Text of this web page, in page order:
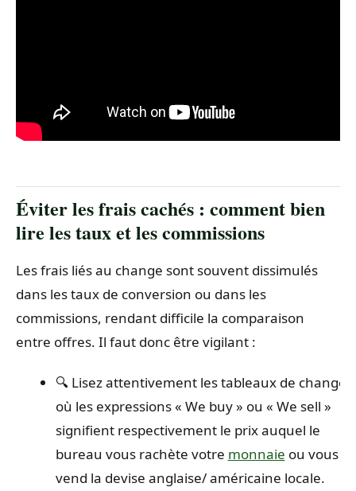
Éviter les frais cachés : comment bien
lire les taux et les commissions
Les frais liés au change sont souvent dissimulés
dans les taux de conversion ou dans les
commissions, rendant difficile la comparaison
entre offres. Il faut donc être vigilant :
🔍 Lisez attentivement les tableaux de change
où les expressions « We buy » ou « We sell »
signifient respectivement le prix auquel le
bureau vous rachète votre monnaie ou vous
vend la devise anglaise/ américaine locale.